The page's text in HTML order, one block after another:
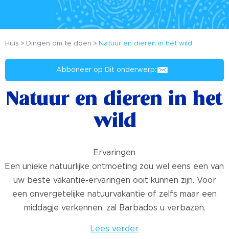
Huis Dingen om te doen Natuur en dieren in het wild
Abboneer op Dit onderwerp:
Natuur en dieren in het
wild
Ervaringen
Een unieke natuurlijke ontmoeting zou wel eens een van
uw beste vakantie-ervaringen ooit kunnen zijn. Voor
een onvergetelijke natuurvakantie of zelfs maar een
middagje verkennen, zal Barbados u verbazen.
Lees verder